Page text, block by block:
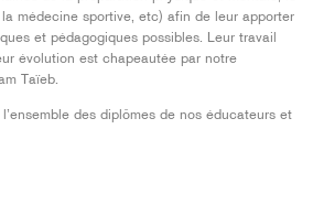
la médecine sportive, etc) afin de leur apporter
et pédagogiques possibles. Leur travail
évolution est chapeautée par notre
Taïeb.
des diplômes de nos éducateurs et